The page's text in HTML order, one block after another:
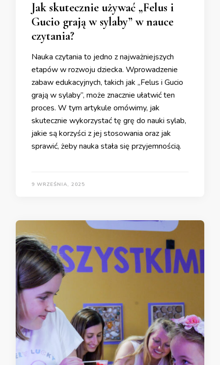
Jak skutecznie używać „Felus i
Gucio grają w sylaby” w nauce
czytania?
Nauka czytania to jedno z najważniejszych
etapów w rozwoju dziecka. Wprowadzenie
zabaw edukacyjnych, takich jak „Felus i Gucio
grają w sylaby”, może znacznie ułatwić ten
proces. W tym artykule omówimy, jak
skutecznie wykorzystać tę grę do nauki sylab,
jakie są korzyści z jej stosowania oraz jak
sprawić, żeby nauka stała się przyjemnością.
9 WRZEŚNIA, 2025